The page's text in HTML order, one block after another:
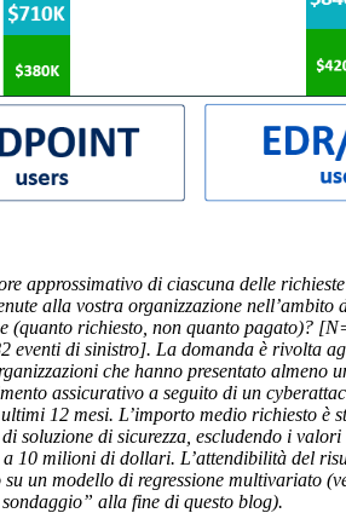
approssimativo di ciascuna delle
alla vostra organizzazione nell’ambito
(quanto richiesto, non quanto pagato)?
eventi di sinistro]. La domanda è rivolta
che hanno presentato almeno
assicurativo a seguito di un
12 mesi. L’importo medio richiesto è
soluzione di sicurezza, escludendo i valori
10 milioni di dollari. L’attendibilità del
un modello di regressione multivariato
alla fine di questo blog).